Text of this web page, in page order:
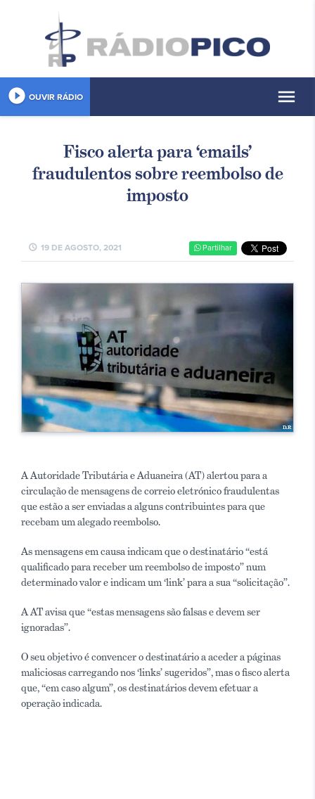
play_circle_filled OUVIR RÁDIO menu
Fisco alerta para ‘emails’
fraudulentos sobre reembolso de
imposto
schedule 19 DE AGOSTO, 2021 Partilhar
A Autoridade Tributária e Aduaneira (AT) alertou para a
circulação de mensagens de correio eletrónico fraudulentas
que estão a ser enviadas a alguns contribuintes para que
recebam um alegado reembolso.
As mensagens em causa indicam que o destinatário “está
qualificado para receber um reembolso de imposto” num
determinado valor e indicam um ‘link’ para a sua “solicitação”.
A AT avisa que “estas mensagens são falsas e devem ser
ignoradas”.
O seu objetivo é convencer o destinatário a aceder a páginas
maliciosas carregando nos ‘links’ sugeridos”, mas o fisco alerta
que, “em caso algum”, os destinatários devem efetuar a
operação indicada.